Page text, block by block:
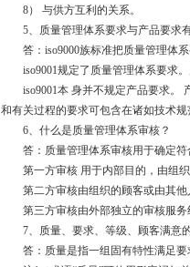
8） 与供方互利的关系。
5、质量管理体系要求与产品要求
答：iso9000族标准把质量管理体系
iso9001规定了质量管理体系要求。
iso9001本 身并不规定产品要求。
和有关过程的要求可包含在诸如技术
6、什么是质量管理体系审核？
答：质量管理体系审核用于确定符
第一方审核 用于内部目的，由组织
第二方审核由组织的顾客或由其他
第三方审核由外部独立的审核服务
7、质量、要求、等级、顾客满意
答：质量是指一组固有特性满足要